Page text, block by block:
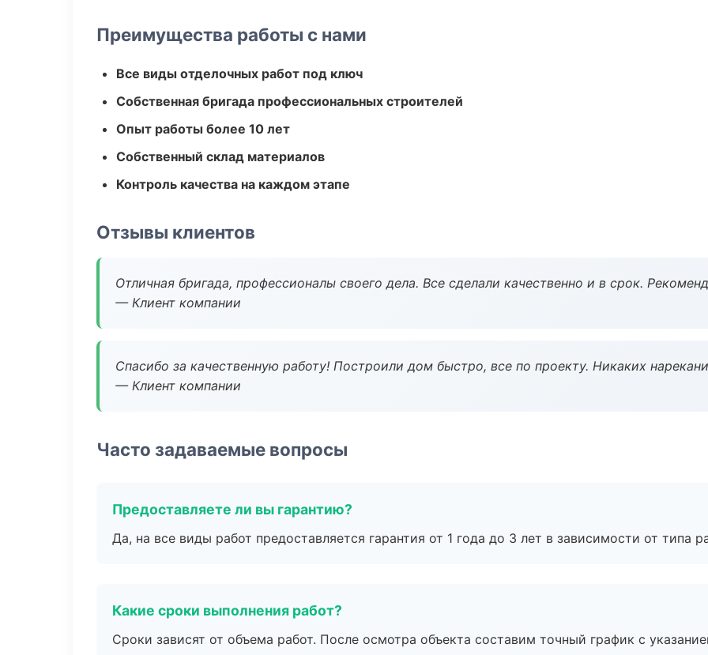
Преимущества работы с нами
Все виды отделочных работ под ключ
Собственная бригада профессиональных строителей
Опыт работы более 10 лет
Собственный склад материалов
Контроль качества на каждом этапе
Отзывы клиентов
Отличная бригада, профессионалы своего дела. Все сделали качественно и в срок.
— Клиент компании
Спасибо за качественную работу! Построили дом быстро, все по проекту. Никаких
— Клиент компании
Часто задаваемые вопросы
Предоставляете ли вы гарантию?
Да, на все виды работ предоставляется гарантия от 1 года до 3 лет в зависимости от типа
Какие сроки выполнения работ?
Сроки зависят от объема работ. После осмотра объекта составим точный график с